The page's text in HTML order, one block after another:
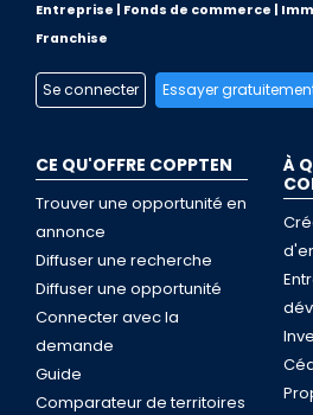
Entreprise | Fonds de commerce |
Franchise
Se connecter Essayer
CE QU'OFFRE COPPTEN
Trouver une opportunité en
annonce
Diffuser une recherche
Diffuser une opportunité
Connecter avec la
demande
Guide
Comparateur de territoires
À